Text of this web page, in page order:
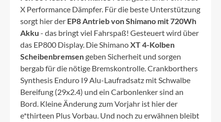
X Performance Dämpfer. Für die beste Unterstützung
sorgt hier der EP8 Antrieb von Shimano mit 720Wh
Akku - das bringt viel Fahrspaß! Gesteuert wird über
das EP800 Display. Die ShimanoXT 4-Kolben
Scheibenbremsengeben Sicherheit und sorgen
bergab für die nötige Bremskontrolle. Crankborthers
Synthesis Enduro I9 Alu-Laufradsatz mit Schwalbe
Bereifung (29x2.4) und ein Carbonlenker sind an
Bord. Kleine Änderung zum Vorjahr ist hier der
e*thirteen Plus Vorbau. Und noch zu erwähnen bleibt